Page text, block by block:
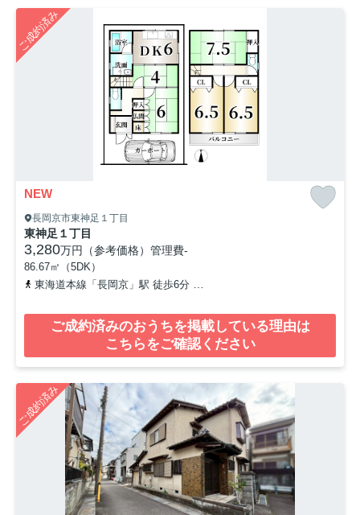
ご成約済み
NEW
長岡京市東神足１丁目
東神足１丁目
3,280万円（参考価格） 管理費-
86.67㎡（5DK）
東海道本線「長岡京」駅 徒歩6分
ご成約済みのおうちを掲載している理由は
こちらをご確認ください
ご成約済み